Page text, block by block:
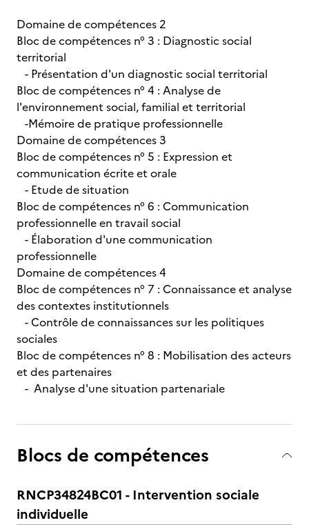
Domaine de compétences 2
Bloc de compétences n° 3 : Diagnostic social
territorial
- Présentation d'un diagnostic social territorial
Bloc de compétences n° 4 : Analyse de
l'environnement social, familial et territorial
-Mémoire de pratique professionnelle
Domaine de compétences 3
Bloc de compétences n° 5 : Expression et
communication écrite et orale
- Etude de situation
Bloc de compétences n° 6 : Communication
professionnelle en travail social
- Élaboration d'une communication
professionnelle
Domaine de compétences 4
Bloc de compétences n° 7 : Connaissance et analyse
des contextes institutionnels
- Contrôle de connaissances sur les politiques
sociales
Bloc de compétences n° 8 : Mobilisation des acteurs
et des partenaires
- Analyse d'une situation partenariale
Blocs de compétences
RNCP34824BC01 - Intervention sociale
individuelle